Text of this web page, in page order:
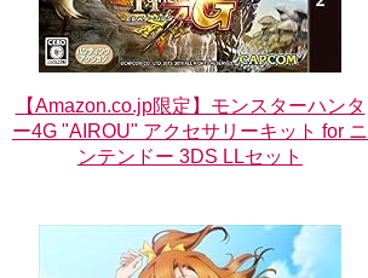
【Amazon.co.jp限定】モンスターハンタ
ー4G "AIROU" アクセサリーキット for ニ
ンテンドー 3DS LLセット